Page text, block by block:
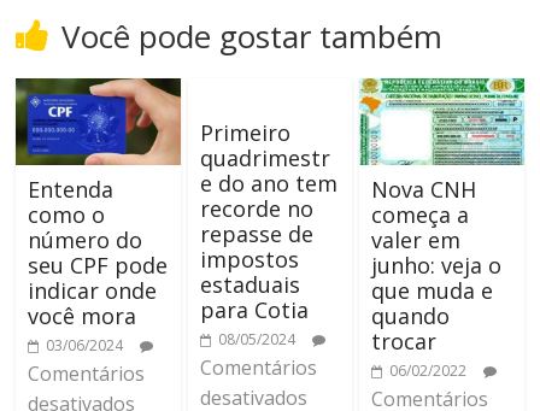
Você pode gostar também
Entenda
como o
número do
seu CPF pode
indicar onde
você mora
03/06/2024
Comentários
desativados
Primeiro
quadrimestr
e do ano tem
recorde no
repasse de
impostos
estaduais
para Cotia
08/05/2024
Comentários
desativados
Nova CNH
começa a
valer em
junho: veja o
que muda e
quando
trocar
06/02/2022
Comentários